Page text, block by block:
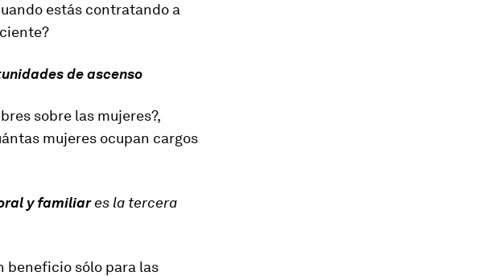
estás contratando a
de ascenso
sobre las mujeres?,
mujeres ocupan cargos
y familiares la tercera
beneficio sólo para las